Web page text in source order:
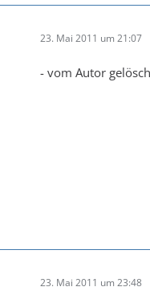
23. Mai 2011 um 21:07
- vom Autor
23. Mai 2011 um 23:48